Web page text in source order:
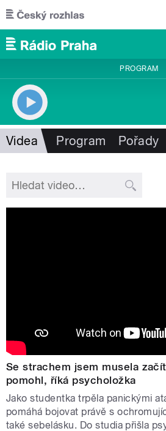
Přejít k hlavnímu obsahu
PROGRAM
Videa Program Pořady
Se strachem jsem musela
pomohl, říká psycholožka
Jako studentka trpěla panickými
pomáhá bojovat právě s
také sebelásku. Do studia přišla